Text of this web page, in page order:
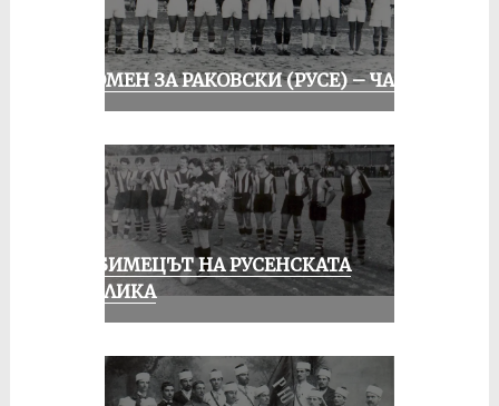
СПОМЕН ЗА РАКОВСКИ (РУСЕ) – ЧАСТ I
ЛЮБИМЕЦЪТ НА РУСЕНСКАТА
ПУБЛИКА